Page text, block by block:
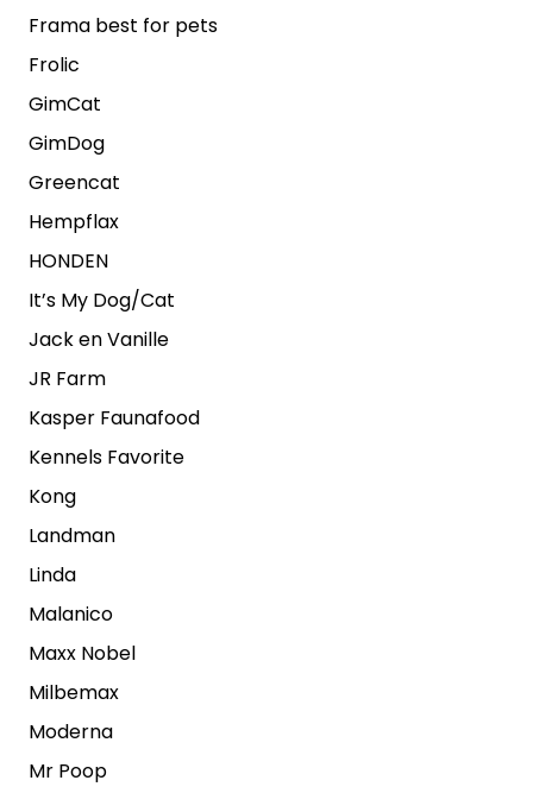
Frama best for pets
Frolic
GimCat
GimDog
Greencat
Hempflax
HONDEN
It’s My Dog/Cat
Jack en Vanille
JR Farm
Kasper Faunafood
Kennels Favorite
Kong
Landman
Linda
Malanico
Maxx Nobel
Milbemax
Moderna
Mr Poop